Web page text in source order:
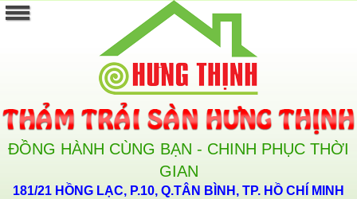
ĐỒNG HÀNH CÙNG BẠN - CHINH PHỤC THỜI
GIAN
181/21 HỒNG LẠC, P.10, Q.TÂN BÌNH, TP. HỒ CHÍ MINH